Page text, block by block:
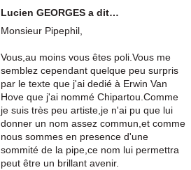
Lucien GEORGES a dit…
Monsieur Pipephil,
Vous,au moins vous êtes poli.Vous me
semblez cependant quelque peu surpris
par le texte que j'ai dedié à Erwin Van
Hove que j'ai nommé Chipartou.Comme
je suis très peu artiste,je n'ai pu que lui
donner un nom assez commun,et comme
nous sommes en presence d'une
sommité de la pipe,ce nom lui permettra
peut être un brillant avenir.